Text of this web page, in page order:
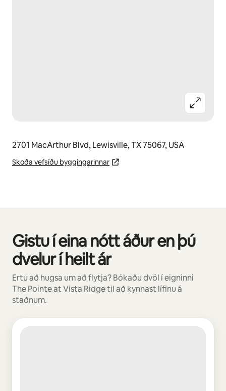
2701 MacArthur Blvd, Lewisville, TX 75067, USA
Skoða vefsíðu byggingarinnar
Gistu í eina nótt áður en þú
dvelur í heilt ár
Ertu að hugsa um að flytja? Bókaðu dvöl í eigninni
The Pointe at Vista Ridge til að kynnast lífinu á
staðnum.
0 atriði af 0 sýnd